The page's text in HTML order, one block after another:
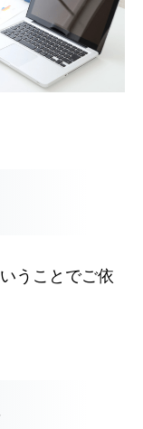
うことでご依